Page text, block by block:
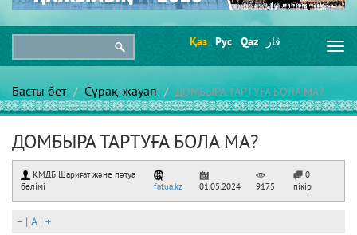
Қаз Рус Qaz قاز
Басты бет Сұрақ-жауап ДОМБЫРА ТАРТУҒА БОЛА МА?
ДОМБЫРА ТАРТУҒА БОЛА МА?
ҚМДБ Шариғат және пәтуа
бөлімі
fatua.kz 01.05.2024 9175
0
пікір
– | A| +